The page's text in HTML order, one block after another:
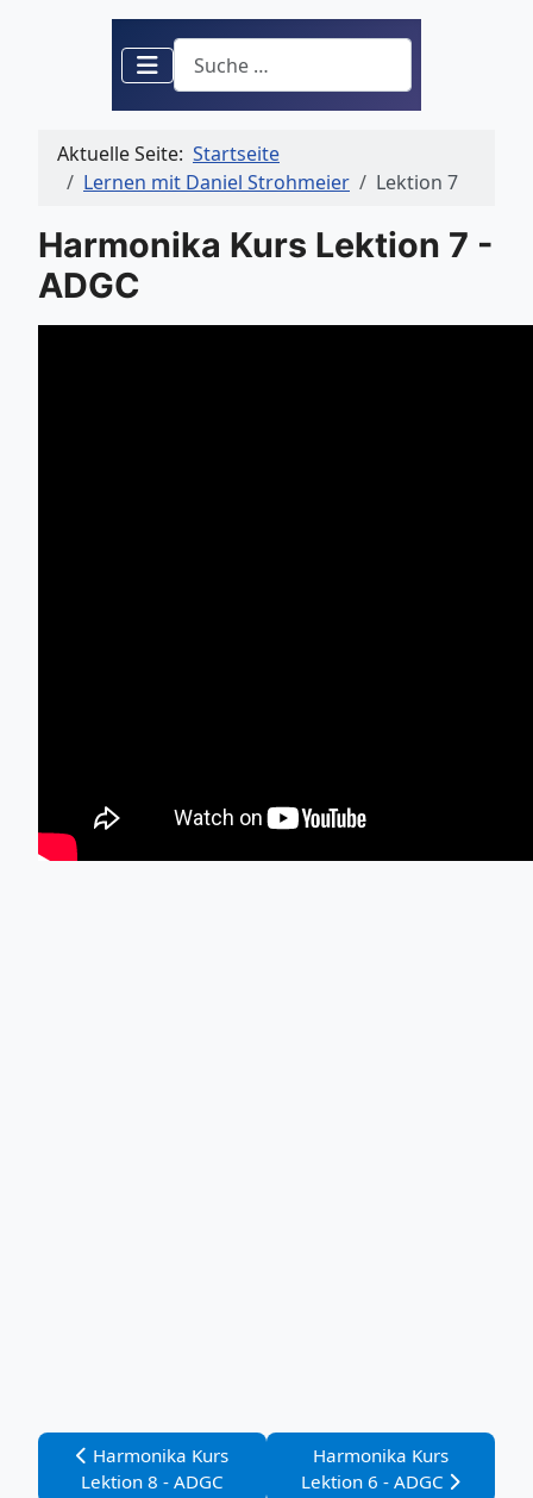
Suchen
Aktuelle Seite: Startseite
Lernen mit Daniel Strohmeier
Lektion 7
Harmonika Kurs Lektion 7 -
ADGC
Vorheriger Beitrag: Harmonika Kurs Lektion 8 - ADGC
Harmonika Kurs
Lektion 8 - ADGC
Nächster Beitrag:
Harmonika Kurs
Lektion 6 - ADGC